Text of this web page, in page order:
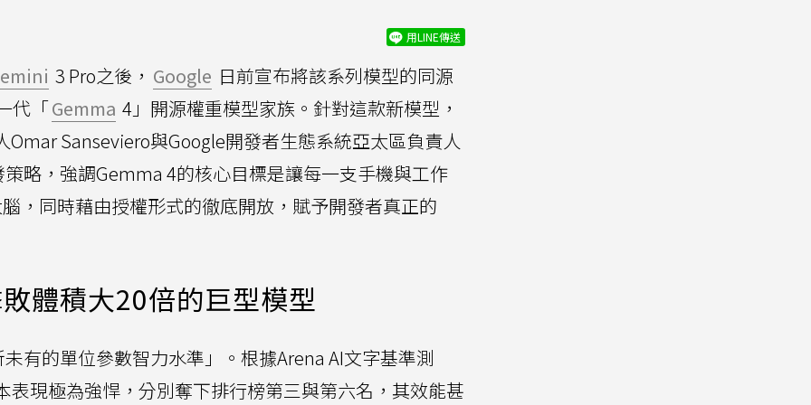
用LINE傳送
3 Pro之後， Google 日前宣布將該系列模型的同源
代「Gemma 4」開源權重模型家族。針對這款新模型，
Sanseviero與Google開發者生態系統亞太區負責人
略，強調Gemma 4的核心目標是讓每一支手機與工作
，同時藉由授權形式的徹底開放，賦予開發者真正的
體積大20倍的巨型模型
有的單位參數智力水準」。根據Arena AI文字基準測
現極為強悍，分別奪下排行榜第三與第六名，其效能甚